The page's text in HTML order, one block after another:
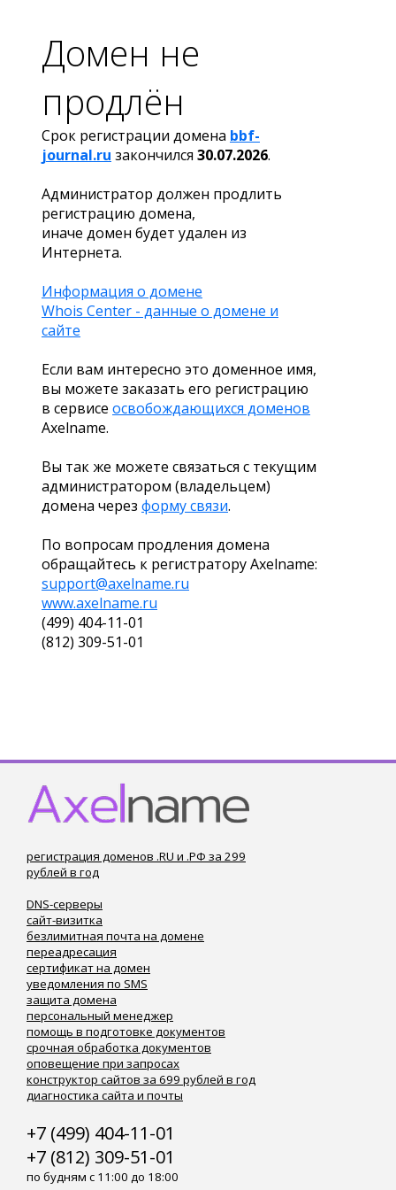
Домен не
продлён
Срок регистрации домена bbf-
journal.ru закончился 30.07.2026.
Администратор должен продлить
регистрацию домена,
иначе домен будет удален из
Интернета.
Информация о домене
Whois Center - данные о домене и
сайте
Если вам интересно это доменное имя,
вы можете заказать его регистрацию
в сервисе освобождающихся доменов
Axelname.
Вы так же можете связаться с текущим
администратором (владельцем)
домена через форму связи.
По вопросам продления домена
обращайтесь к регистратору Axelname:
support@axelname.ru
www.axelname.ru
(499) 404-11-01
(812) 309-51-01
регистрация доменов .RU и .РФ за 299
рублей в год
DNS-серверы
сайт-визитка
безлимитная почта на домене
переадресация
сертификат на домен
уведомления по SMS
защита домена
персональный менеджер
помощь в подготовке документов
срочная обработка документов
оповещение при запросах
конструктор сайтов за 699 рублей в год
диагностика сайта и почты
+7 (499) 404-11-01
+7 (812) 309-51-01
по будням с 11:00 до 18:00